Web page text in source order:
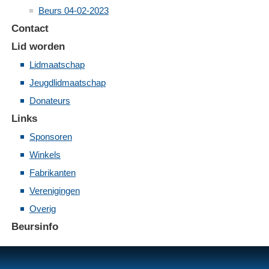
Beurs 04-02-2023
Contact
Lid worden
Lidmaatschap
Jeugdlidmaatschap
Donateurs
Links
Sponsoren
Winkels
Fabrikanten
Verenigingen
Overig
Beursinfo